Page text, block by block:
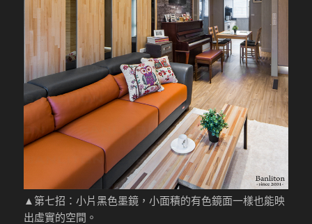
▲第七招：小片黑色墨鏡，小面積的有色鏡面一樣也能映
出虛實的空間。